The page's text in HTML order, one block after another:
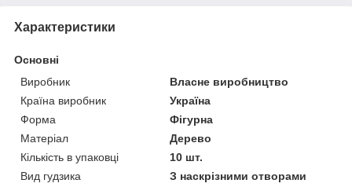
Характеристики
Основні
Виробник
Власне виробництво
Країна виробник
Україна
Форма
Фігурна
Матеріал
Дерево
Кількість в упаковці
10 шт.
Вид гудзика
З наскрізними отворами